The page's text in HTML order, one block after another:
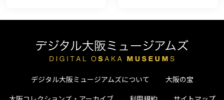
デジタル大阪ミュージアムズについて
大阪の宝